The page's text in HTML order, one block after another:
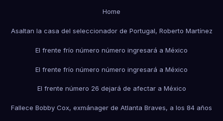
Home
Asaltan la casa del seleccionador de Portugal, Roberto Martínez
El frente frío número número ingresará a México
El frente frío número número ingresará a México
El frente número 26 dejará de afectar a México
Fallece Bobby Cox, exmánager de Atlanta Braves, a los 84 años